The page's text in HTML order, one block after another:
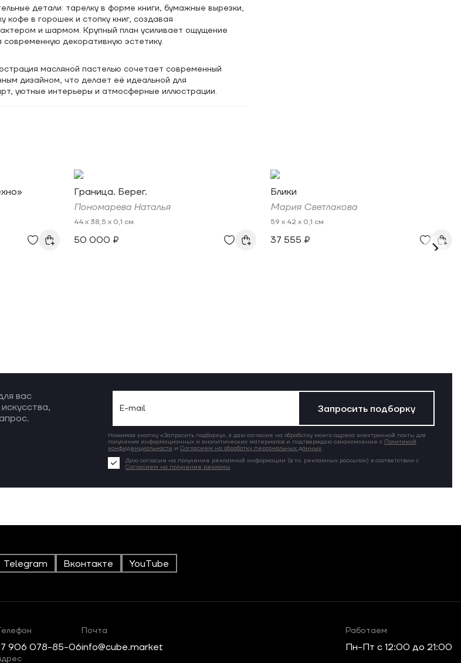
детали: тарелку в форме книги, бумажные вырезки,
кофе в горошек и стопку книг, создавая
и шармом. Крупный план усиливает ощущение
декоративную эстетику.
масляной пастелью сочетает современный
дизайном, что делает её идеальной для
уютные интерьеры и атмосферные иллюстрации.
Граница. Берег.
Пономарева Наталья
44 x 38,5 x 0,1 см
50 000 ₽
Блики
Мария Светлакова
59 x 42 x 0,1 см
37 555 ₽
вас
Запросить подборку
Нажимая кнопку «Запросить подборку», я даю согласие на обработку моего адреса электронной почты для
получения информационных и аналитических материалов и подтверждаю ознакомление с Политикой
конфиденциальности и Согласием на обработку персональных данных.
Даю согласие на получение рекламной информации (в т.ч. рекламных рассылок) в соответствии с
Согласием на получение рекламы
Telegram Вконтакте YouTube
906 078-85-06
Почта
info@cube.market
Работаем
Пн-Пт c 12:00 до 21:00